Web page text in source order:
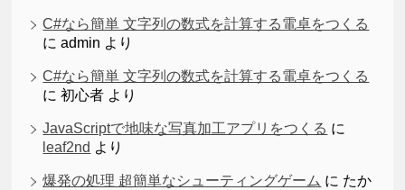
C#なら簡単 文字列の数式を計算する電卓をつくる
にadmin より
C#なら簡単 文字列の数式を計算する電卓をつくる
に初心者 より
JavaScriptで地味な写真加工アプリをつくる に
leaf2nd より
爆発の処理 超簡単なシューティングゲーム に たか